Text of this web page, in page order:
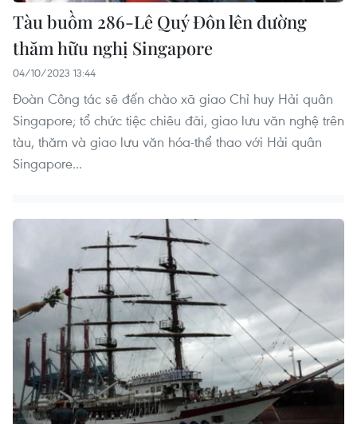
Tàu buồm 286-Lê Quý Đôn lên đường
thăm hữu nghị Singapore
04/10/2023 13:44
Đoàn Công tác sẽ đến chào xã giao Chỉ huy Hải quân
Singapore; tổ chức tiệc chiêu đãi, giao lưu văn nghệ trên
tàu, thăm và giao lưu văn hóa-thể thao với Hải quân
Singapore...